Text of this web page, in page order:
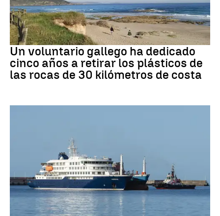
Medio ambiente
Un voluntario gallego ha dedicado
cinco años a retirar los plásticos de
las rocas de 30 kilómetros de costa
Hantavirus